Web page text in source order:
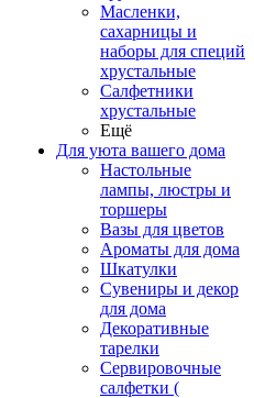
Масленки,
сахарницы и
наборы для специй
хрустальные
Салфетники
хрустальные
Ещё
Для уюта вашего дома
Настольные
лампы, люстры и
торшеры
Вазы для цветов
Ароматы для дома
Шкатулки
Сувениры и декор
для дома
Декоративные
тарелки
Сервировочные
салфетки (